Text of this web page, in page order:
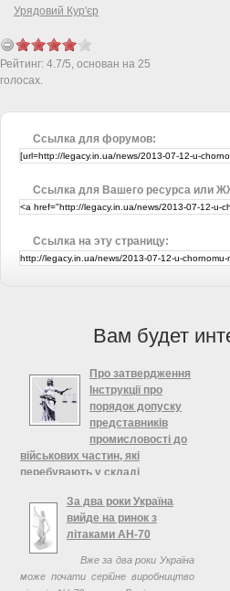
Урядовий Кур'єр
Рейтинг: 4.7/5, основан на 25
голосах.
Ссылка для форумов:
Ссылка для Вашего ресурса или
Ссылка на эту страницу:
Вам будет
Про затвердження
Інструкції про
порядок допуску
представників
промисловості до
військових частин, які
перебувають у складі
ведуть бойові дії, Міністерство
оборони України
Зареєстровано в Міністерстві
юстиції України 15 серпня 2013 р. за
№ 1404/23936 Про затвердження
За два роки Україна
вийде на ринок з
літаками АН-70
Вже за два роки Україна
може почати серійне виробництво